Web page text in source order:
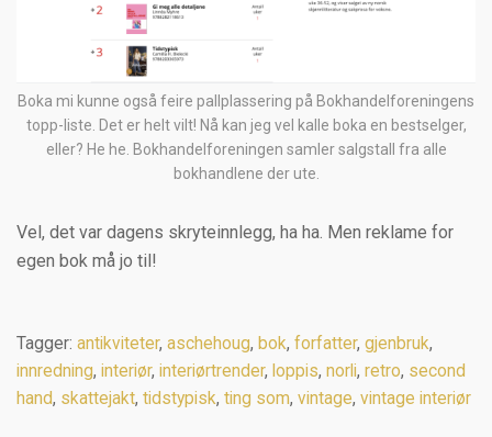
Boka mi kunne også feire pallplassering på Bokhandelforeningens
topp-liste. Det er helt vilt! Nå kan jeg vel kalle boka en bestselger,
eller? He he. Bokhandelforeningen samler salgstall fra alle
bokhandlene der ute.
Vel, det var dagens skryteinnlegg, ha ha. Men reklame for
egen bok må jo til!
Tagger: antikviteter, aschehoug, bok, forfatter, gjenbruk,
innredning, interiør, interiørtrender, loppis, norli, retro, second
hand, skattejakt, tidstypisk, ting som, vintage, vintage interiør